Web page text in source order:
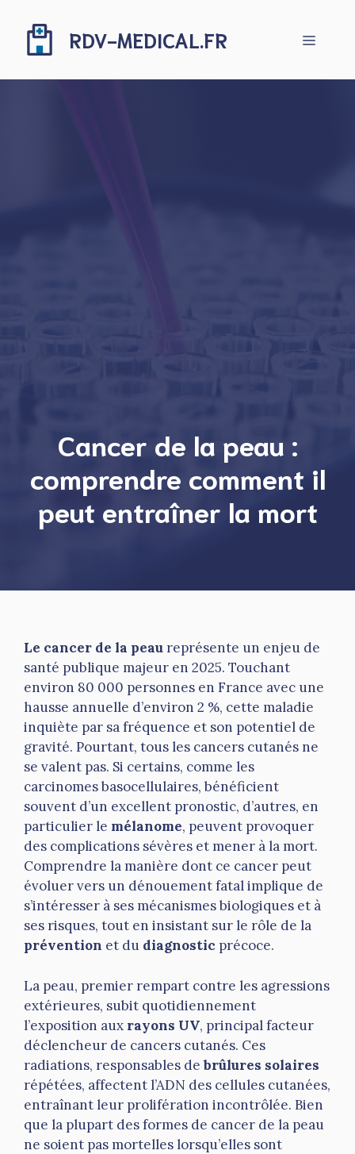
contenu
RDV-MEDICAL.FR Menu
Cancer de la peau :
comprendre comment il
peut entraîner la mort
Le cancer de la peau représente un enjeu de
santé publique majeur en 2025. Touchant
environ 80 000 personnes en France avec une
hausse annuelle d’environ 2 %, cette maladie
inquiète par sa fréquence et son potentiel de
gravité. Pourtant, tous les cancers cutanés ne
se valent pas. Si certains, comme les
carcinomes basocellulaires, bénéficient
souvent d’un excellent pronostic, d’autres, en
particulier le mélanome, peuvent provoquer
des complications sévères et mener à la mort.
Comprendre la manière dont ce cancer peut
évoluer vers un dénouement fatal implique de
s’intéresser à ses mécanismes biologiques et à
ses risques, tout en insistant sur le rôle de la
prévention et du diagnostic précoce.
La peau, premier rempart contre les agressions
extérieures, subit quotidiennement
l’exposition aux rayons UV, principal facteur
déclencheur de cancers cutanés. Ces
radiations, responsables debrûlures solaires
répétées, affectent l’ADN des cellules cutanées,
entraînant leur prolifération incontrôlée. Bien
que la plupart des formes de cancer de la peau
ne soient pas mortelles lorsqu’elles sont